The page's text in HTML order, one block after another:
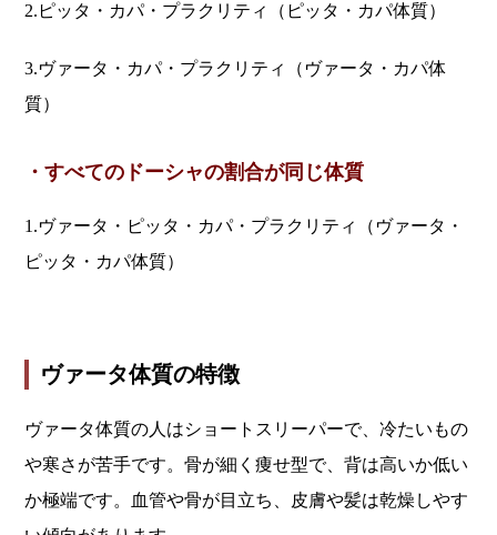
2.ピッタ・カパ・プラクリティ（ピッタ・カパ体質）
3.ヴァータ・カパ・プラクリティ（ヴァータ・カパ体
質）
・すべてのドーシャの割合が同じ体質
1.ヴァータ・ピッタ・カパ・プラクリティ（ヴァータ・
ピッタ・カパ体質）
ヴァータ体質の特徴
ヴァータ体質の人はショートスリーパーで、冷たいもの
や寒さが苦手です。骨が細く痩せ型で、背は高いか低い
か極端です。血管や骨が目立ち、皮膚や髪は乾燥しやす